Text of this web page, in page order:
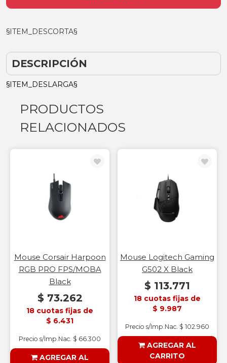
§ITEM_DESCORTA§
DESCRIPCIÓN
§ITEM_DESLARGA§
PRODUCTOS
RELACIONADOS
Mouse Corsair Harpoon
RGB PRO FPS/MOBA
Black
$ 73.262
18 cuotas fijas de
$ 6.431
Precio s/Imp.Nac. $ 66.300
AGREGAR AL
Mouse Logitech Gaming
G502 X Black
$ 113.771
18 cuotas fijas de
$ 9.987
Precio s/Imp.Nac. $ 102.960
AGREGAR AL
CARRITO